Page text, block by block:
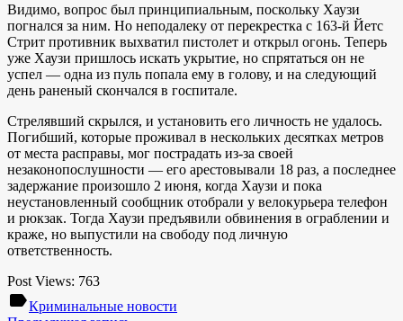
Видимо, вопрос был принципиальным, поскольку Хаузи
погнался за ним. Но неподалеку от перекрестка с 163-й Йетс
Стрит противник выхватил пистолет и открыл огонь. Теперь
уже Хаузи пришлось искать укрытие, но спрятаться он не
успел — одна из пуль попала ему в голову, и на следующий
день раненый скончался в госпитале.
Стрелявший скрылся, и установить его личность не удалось.
Погибший, которые проживал в нескольких десятках метров
от места расправы, мог пострадать из-за своей
незаконопослушности — его арестовывали 18 раз, а последнее
задержание произошло 2 июня, когда Хаузи и пока
неустановленный сообщник отобрали у велокурьера телефон
и рюкзак. Тогда Хаузи предъявили обвинения в ограблении и
краже, но выпустили на свободу под личную
ответственность.
Post Views: 763
labelКриминальные новости